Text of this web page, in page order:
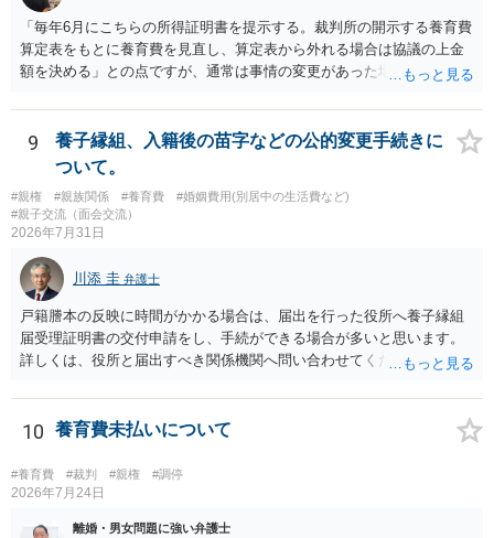
こちらも弁護士へ依頼して対応すれば良いと思います。モラハラ夫へ
の対応は精神的に疲弊するので、弁護士へ任せればよいと思います。
「毎年6月にこちらの所得証明書を提示する。裁判所の開示する養育費
算定表をもとに養育費を見直し、算定表から外れる場合は協議の上金
額を決める」との点ですが、通常は事情の変更があった場合に変更し
来なかった事情の変更により双方協議の上増減出来る」と「通知義務
に勤務先」が含まれているので、私に収入が入った事は相手に通知が
行く事になり、上記のような文言が無くても養育費の見直しは適宜出
います。養育費は事情の変更があった場合に変更するので毎年見直す
ことはあまりないです。ご参考にしてください。
9
養子縁組、入籍後の苗字などの公的変更手続きに
ついて。
#親権 #親族関係 #養育費
#婚姻費用(別居中の生活費など)
#親子交流（面会交流）
2026年7月31日
川添 圭 弁護士
戸籍謄本の反映に時間がかかる場合は、届出を行った役所へ養子縁組
届受理証明書の交付申請をし、手続ができる場合が多いと思います。
詳しくは、役所と届出すべき関係機関へ問い合わせてください。
10 養育費未払いについて
#養育費 #裁判 #親権 #調停
2026年7月24日
離婚・男女問題に強い弁護士